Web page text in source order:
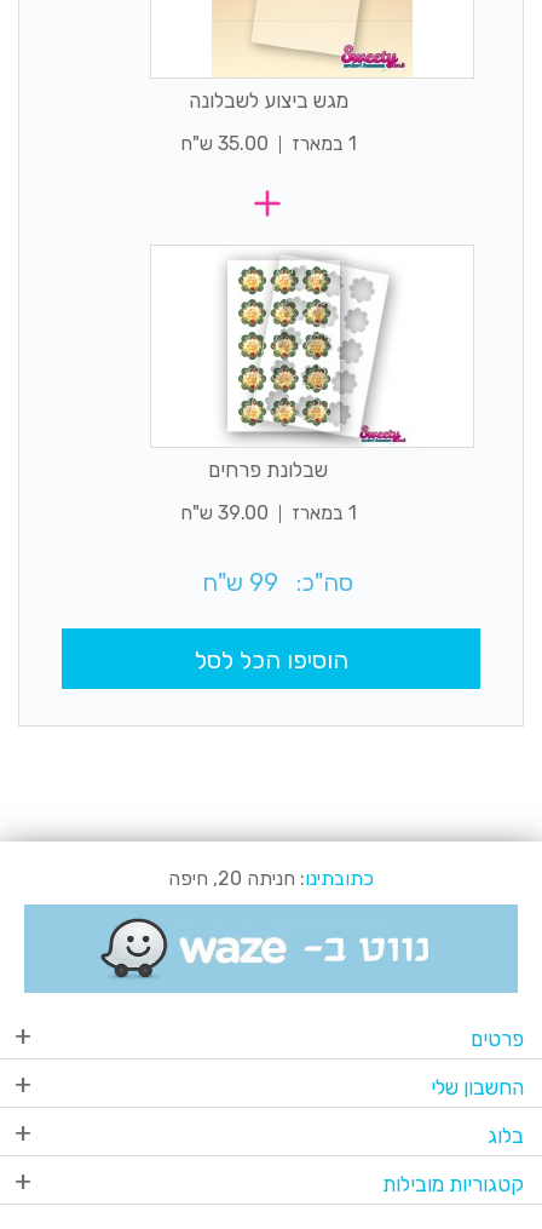
מגש ביצוע לשבלונה
1 במארז 35.00 ש"ח
שבלונת פרחים
1 במארז 39.00 ש"ח
סה"כ: 99 ש"ח
הוסיפו הכל לסל
כתובתינו: חניתה 20, חיפה
פרטים
החשבון שלי
בלוג
קטגוריות מובילות